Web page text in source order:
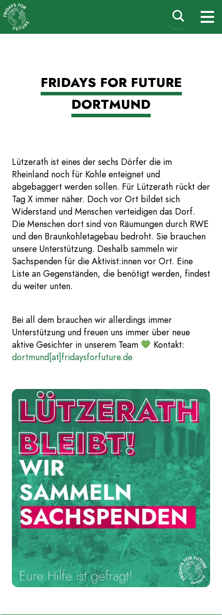
Fridays for Future
Deutschland
Suchen
nach:
FRIDAYS FOR FUTURE
DORTMUND
Lützerath ist eines der sechs Dörfer die im
Rheinland noch für Kohle enteignet und
abgebaggert werden sollen. Für Lützerath rückt der
Tag X immer näher. Doch vor Ort bildet sich
Widerstand und Menschen verteidigen das Dorf.
Die Menschen dort sind von Räumungen durch RWE
und den Braunkohletagebau bedroht. Sie brauchen
unsere Unterstützung. Deshalb sammeln wir
Sachspenden für die Aktivist:innen vor Ort. Eine
Liste an Gegenständen, die benötigt werden, findest
du weiter unten.
Bei all dem brauchen wir allerdings immer
Unterstützung und freuen uns immer über neue
aktive Gesichter in unserem Team
Kontakt:
dortmund[at]fridaysforfuture.de